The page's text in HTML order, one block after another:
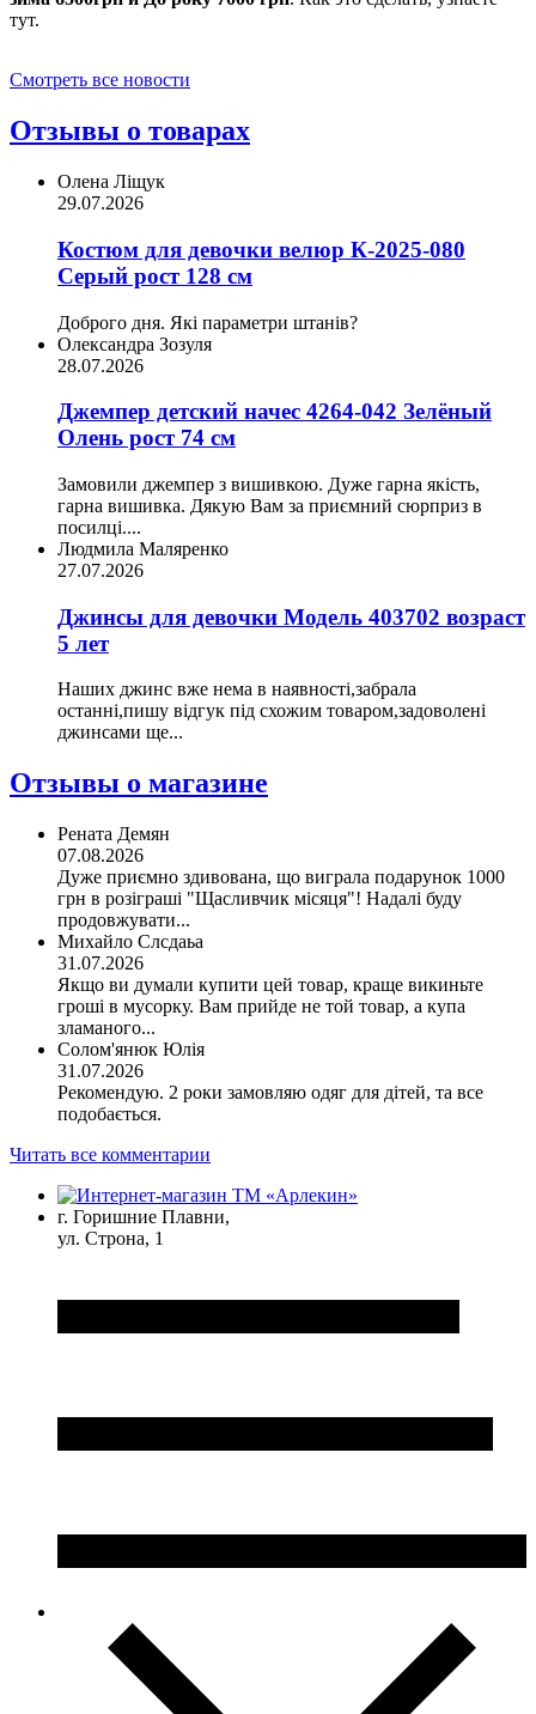
тут.
Смотреть все новости
Отзывы о товарах
Олена Ліщук
29.07.2026
Костюм для девочки велюр К-2025-080
Серый рост 128 см
Доброго дня. Які параметри штанів?
Олександра Зозуля
28.07.2026
Джемпер детский начес 4264-042 Зелёный
Олень рост 74 см
Замовили джемпер з вишивкою. Дуже гарна якість,
гарна вишивка. Дякую Вам за приємний сюрприз в
посилці....
Людмила Маляренко
27.07.2026
Джинсы для девочки Модель 403702 возраст
5 лет
Наших джинс вже нема в наявності,забрала
останні,пишу відгук під схожим товаром,задоволені
джинсами ще...
Отзывы о магазине
Рената Демян
07.08.2026
Дуже приємно здивована, що виграла подарунок 1000
грн в розіграші "Щасливчик місяця"! Надалі буду
продовжувати...
Михайло Слсдаьа
31.07.2026
Якщо ви думали купити цей товар, краще викиньте
гроші в мусорку. Вам прийде не той товар, а купа
зламаного...
Солом'янюк Юлія
31.07.2026
Рекомендую. 2 роки замовляю одяг для дітей, та все
подобається.
Читать все комментарии
г. Горишние Плавни,
ул. Строна, 1